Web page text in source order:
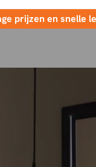
prijzen en snelle